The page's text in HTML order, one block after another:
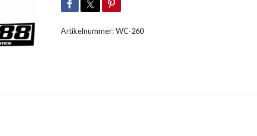
Artikelnummer:WC-260